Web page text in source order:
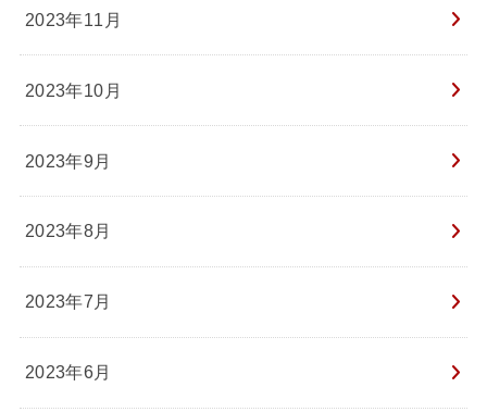
2023年11月
2023年10月
2023年9月
2023年8月
2023年7月
2023年6月